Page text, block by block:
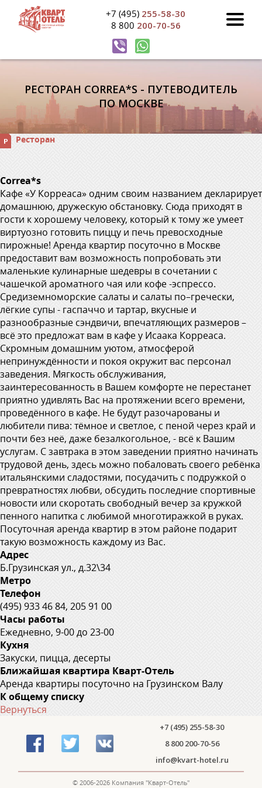
+7 (495) 255-58-30
8 800 200-70-56
РЕСТОРАН СОRREA*S - ПУТЕВОДИТЕЛЬ
ПО МОСКВЕ
Ресторан
Соrrea*s
Кафе «У Корреаса» одним своим названием декларирует
домашнюю, дружескую обстановку. Сюда приходят в
гости к хорошему человеку, который к тому же умеет
виртуозно готовить пиццу и печь превосходные
пирожные! Аренда квартир посуточно в Москве
предоставит вам возможность попробовать эти
маленькие кулинарные шедевры в сочетании с
чашечкой ароматного чая или кофе -эспрессо.
Средиземноморские салаты и салаты по–гречески,
лёгкие супы - гаспаччо и тартар, вкусные и
разнообразные сэндвичи, впечатляющих размеров –
всё это предложат вам в кафе у Исаака Корреаса.
Скромным домашним уютом, атмосферой
непринуждённости и покоя окружит вас персонал
заведения. Мягкость обслуживания,
заинтересованность в Вашем комфорте не перестанет
приятно удивлять Вас на протяжении всего времени,
проведённого в кафе. Не будут разочарованы и
любители пива: тёмное и светлое, с пеной через край и
почти без неё, даже безалкогольное, - всё к Вашим
услугам. С завтрака в этом заведении приятно начинать
трудовой день, здесь можно побаловать своего ребёнка
итальянскими сладостями, посудачить с подружкой о
превратностях любви, обсудить последние спортивные
новости или скоротать свободный вечер за кружкой
пенного напитка с любимой многотиражкой в руках.
Посуточная аренда квартир в этом районе подарит
такую возможность каждому из Вас.
Адрес
Б.Грузинская ул., д.32\34
Метро
Телефон
(495) 933 46 84, 205 91 00
Часы работы
Ежедневно, 9-00 до 23-00
Кухня
Закуски, пицца, десерты
Ближайшая квартира Кварт-Отель
Аренда квартиры посуточно на Грузинском Валу
К общему списку
Вернуться
+7 (495) 255-58-30
8 800 200-70-56
info@kvart-hotel.ru
© 2006-2026 Компания "Кварт-Отель"